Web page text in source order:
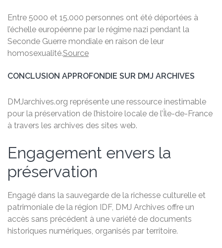
Entre 5000 et 15.000 personnes ont été déportées à
l’échelle européenne par le régime nazi pendant la
Seconde Guerre mondiale en raison de leur
homosexualité.Source
CONCLUSION APPROFONDIE SUR DMJ ARCHIVES
DMJarchives.org représente une ressource inestimable
pour la préservation de l’histoire locale de l’Île-de-France
à travers les archives des sites web.
Engagement envers la
préservation
Engagé dans la sauvegarde de la richesse culturelle et
patrimoniale de la région IDF, DMJ Archives offre un
accès sans précédent à une variété de documents
historiques numériques, organisés par territoire.